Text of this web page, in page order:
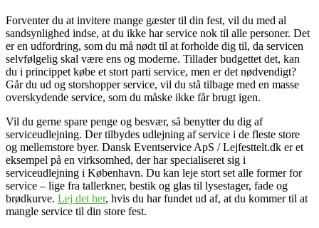
Forventer du at invitere mange gæster til din fest, vil du med al
sandsynlighed indse, at du ikke har service nok til alle personer. Det
er en udfordring, som du må nødt til at forholde dig til, da servicen
selvfølgelig skal være ens og moderne. Tillader budgettet det, kan
du i princippet købe et stort parti service, men er det nødvendigt?
Går du ud og storshopper service, vil du stå tilbage med en masse
overskydende service, som du måske ikke får brugt igen.
Vil du gerne spare penge og besvær, så benytter du dig af
serviceudlejning. Der tilbydes udlejning af service i de fleste store
og mellemstore byer. Dansk Eventservice ApS / Lejfesttelt.dk er et
eksempel på en virksomhed, der har specialiseret sig i
serviceudlejning i København. Du kan leje stort set alle former for
service – lige fra tallerkner, bestik og glas til lysestager, fade og
brødkurve. Lej det her, hvis du har fundet ud af, at du kommer til at
mangle service til din store fest.